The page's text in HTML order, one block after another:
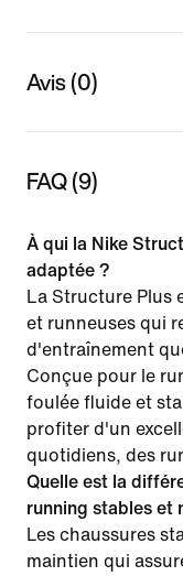
Avis (0)
FAQ (9)
À qui la Nike
adaptée ?
La Structure Plus
et runneuses qui
d'entraînement
Conçue pour le
foulée fluide et
profiter d'un
quotidiens, des
Quelle est la
running stables et
Les chaussures
maintien qui